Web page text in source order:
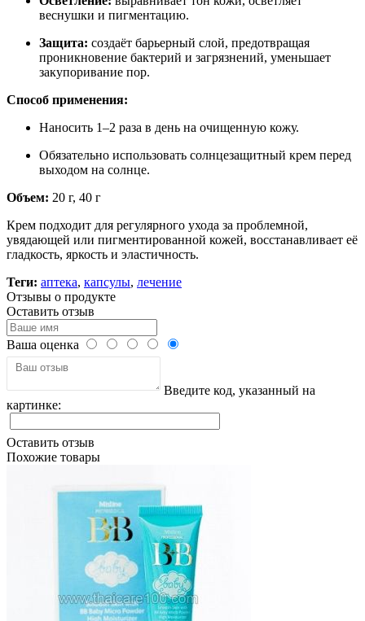
веснушки и пигментацию.
Защита: создаёт барьерный слой, предотвращая
проникновение бактерий и загрязнений, уменьшает
закупоривание пор.
Способ применения:
Наносить 1–2 раза в день на очищенную кожу.
Обязательно использовать солнцезащитный крем перед
выходом на солнце.
Объем: 20 г, 40 г
Крем подходит для регулярного ухода за проблемной,
увядающей или пигментированной кожей, восстанавливает её
гладкость, яркость и эластичность.
Теги: аптека, капсулы, лечение
Отзывы о продукте
Оставить отзыв
Ваша оценка
Введите код, указанный на
картинке:
Оставить отзыв
Похожие товары